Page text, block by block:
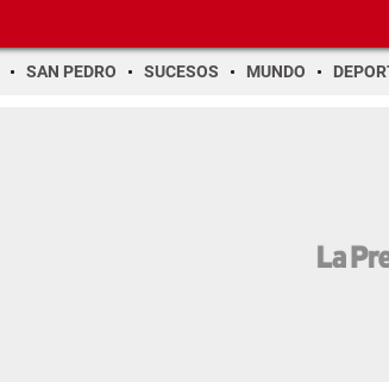
SAN PEDRO SUCESOS MUNDO